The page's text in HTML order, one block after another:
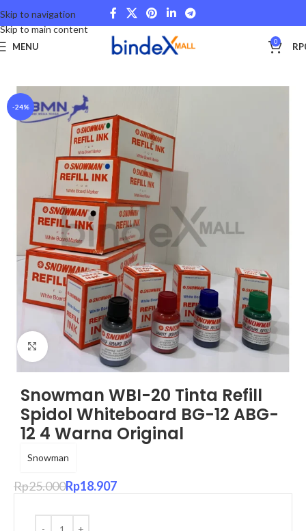
Skip to navigation
Skip to main content
MENU 0 RP
Beranda Stationery and Fancy School and College
-24%
Click to enlarge
Snowman WBI-20 Tinta Refill
Spidol Whiteboard BG-12 ABG-
12 4 Warna Original
Snowman
Rp25.000Rp18.907